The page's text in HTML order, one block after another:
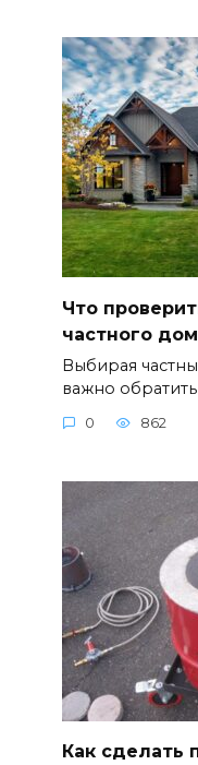
Что
частного
Выбирая
важно обратить
0 862
Как сделать